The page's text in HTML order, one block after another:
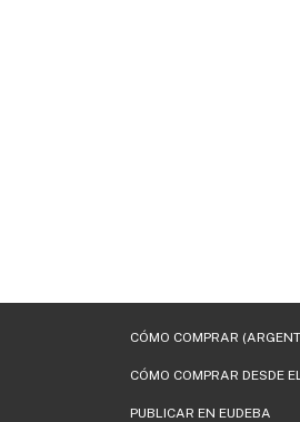
CÓMO COMPRAR
CÓMO COMPRAR DESDE
PUBLICAR EN EUDEBA